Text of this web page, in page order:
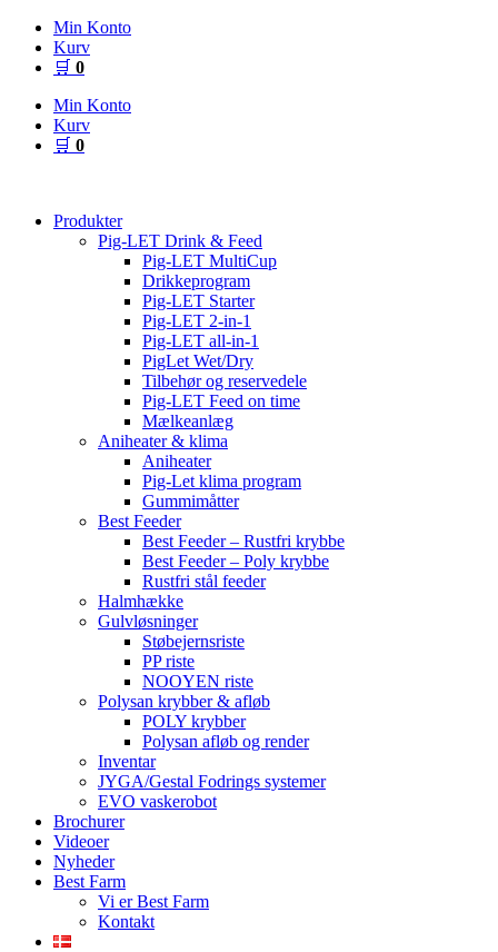
Videre
indhold
Min Konto
Kurv
🛒 0
Min Konto
Kurv
🛒 0
Produkter
Pig-LET Drink & Feed
Pig-LET MultiCup
Drikkeprogram
Pig-LET Starter
Pig-LET 2-in-1
Pig-LET all-in-1
PigLet Wet/Dry
Tilbehør og reservedele
Pig-LET Feed on time
Mælkeanlæg
Aniheater & klima
Aniheater
Pig-Let klima program
Gummimåtter
Best Feeder
Best Feeder – Rustfri krybbe
Best Feeder – Poly krybbe
Rustfri stål feeder
Halmhække
Gulvløsninger
Støbejernsriste
PP riste
NOOYEN riste
Polysan krybber & afløb
POLY krybber
Polysan afløb og render
Inventar
JYGA/Gestal Fodrings systemer
EVO vaskerobot
Brochurer
Videoer
Nyheder
Best Farm
Vi er Best Farm
Kontakt